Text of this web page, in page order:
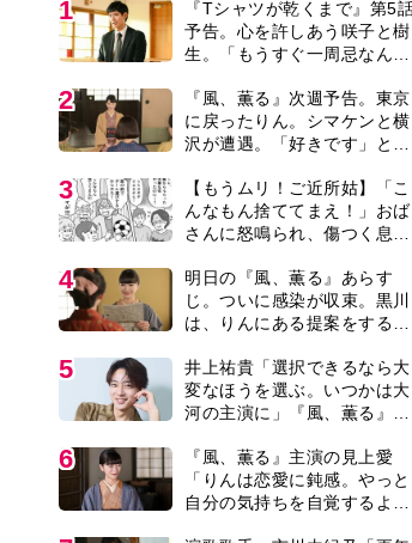
ネタバレあり＞
5
井上祐貴「選択できるなら大
変なほうを選ぶ。いつかは大
は横沢役
6
『風、薫る』主演の見上愛
「りんは恋愛に鈍感。やっと
に」
7
演歌歌手・市川由紀乃「更年
期かと思ったら〈卵巣がん〉
復帰。若くして逝った兄の手
紙を今も支えに」【2026上半
期BEST】
8
明日の『風、薫る』あらす
じ。りん、直美、黒川らの思
ずつ理解を示し始める＜ネタ
バレあり＞
＜3人って誰のこと？＞『Tシ
ャツが乾くまで』水族館で咲
に視聴者「これも何かの伏
線？」「子どもの話だと…」
10
【もうムリ！ご近所姑】「今
日はどこ行くん？」出かける